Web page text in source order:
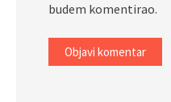
budem komentirao.